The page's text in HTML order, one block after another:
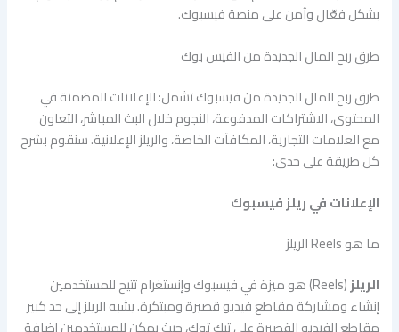
بشكل فعّال وآمن على منصة فيسبوك.
طرق ربح المال الجديدة من الفيس بوك
طرق ربح المال الجديدة من فيسبوك تشمل: الإعلانات المضمنة في
المحتوى، الاشتراكات المدفوعة، النجوم خلال البث المباشر، التعاون
مع العلامات التجارية، المكافآت الخاصة، والريلز الإعلانية. سنقوم بشرح
كل طريقة على حدى:
الإعلانات في ريلز فيسبوك
ما هو Reels الريلز
الريلز
(Reels) هو ميزة في فيسبوك وإنستغرام تتيح للمستخدمين
إنشاء ومشاركة مقاطع فيديو قصيرة ومبتكرة. يشبه الريلز إلى حد كبير